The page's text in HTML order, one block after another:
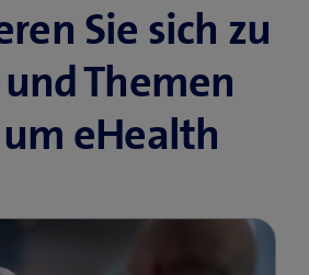
Sie sich zu
Themen
eHealth